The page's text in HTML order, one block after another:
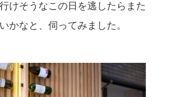
けそうなこの日を逃したらまた
かなと、伺ってみました。